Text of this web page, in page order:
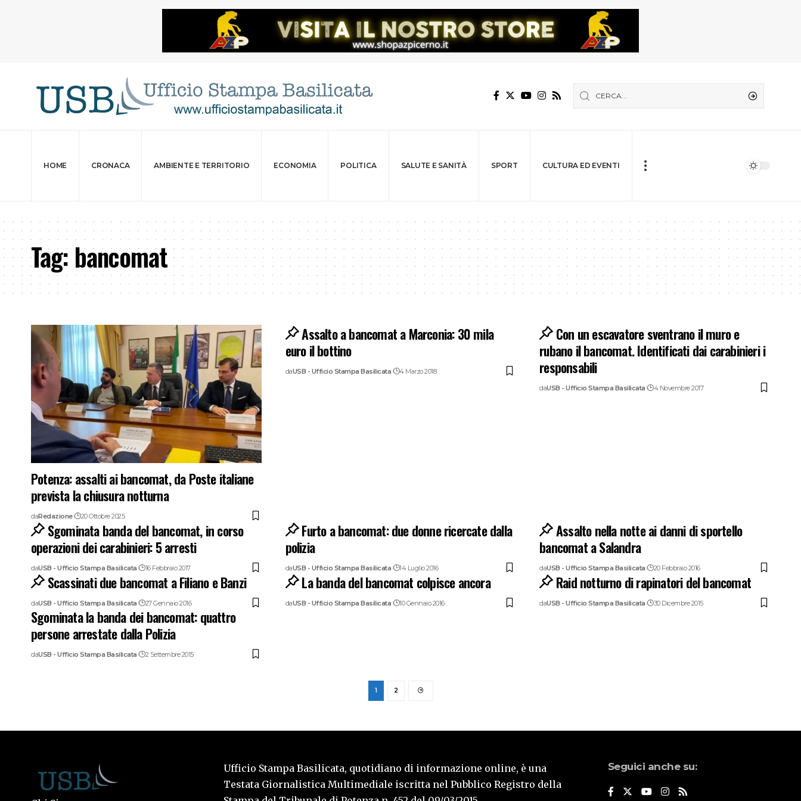
HOME CRONACA AMBIENTE E TERRITORIO ECONOMIA POLITICA SALUTE E SANITÀ SPORT CULTURA ED EVENTI
Tag:bancomat
Potenza: assalti ai bancomat, da Poste italiane
prevista la chiusura notturna
daRedazione 20 Ottobre 2025
Assalto a bancomat a Marconia: 30 mila
euro il bottino
daUSB - Ufficio Stampa Basilicata 4 Marzo 2018
Con un escavatore sventrano il muro e
rubano il bancomat. Identificati dai carabinieri i
responsabili
daUSB - Ufficio Stampa Basilicata 4 Novembre 2017
Sgominata banda del bancomat, in corso
operazioni dei carabinieri: 5 arresti
daUSB - Ufficio Stampa Basilicata 16 Febbraio 2017
Furto a bancomat: due donne ricercate dalla
polizia
daUSB - Ufficio Stampa Basilicata 14 Luglio 2016
Assalto nella notte ai danni di sportello
bancomat a Salandra
daUSB - Ufficio Stampa Basilicata 20 Febbraio 2016
Scassinati due bancomat a Filiano e Banzi
daUSB - Ufficio Stampa Basilicata 27 Gennaio 2016
La banda del bancomat colpisce ancora
daUSB - Ufficio Stampa Basilicata 10 Gennaio 2016
Raid notturno di rapinatori del bancomat
daUSB - Ufficio Stampa Basilicata 30 Dicembre 2015
Sgominata la banda dei bancomat: quattro
persone arrestate dalla Polizia
daUSB - Ufficio Stampa Basilicata 2 Settembre 2015
1 2
Ufficio Stampa Basilicata, quotidiano di informazione online, è una
Testata Giornalistica Multimediale iscritta nel Pubblico Registro della
Seguici anche su: